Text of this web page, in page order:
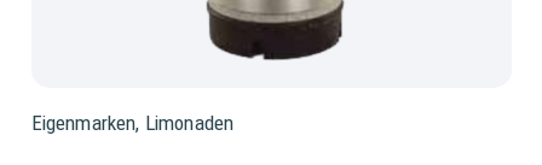
Eigenmarken, Limonaden